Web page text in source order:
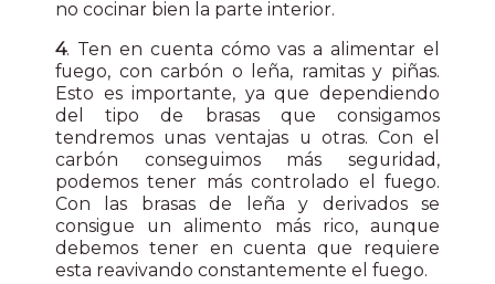
no cocinar bien la parte interior.
4. Ten en cuenta cómo vas a alimentar el
fuego, con carbón o leña, ramitas y piñas.
Esto es importante, ya que dependiendo
del tipo de brasas que consigamos
tendremos unas ventajas u otras. Con el
carbón conseguimos más seguridad,
podemos tener más controlado el fuego.
Con las brasas de leña y derivados se
consigue un alimento más rico, aunque
debemos tener en cuenta que requiere
esta reavivando constantemente el fuego.